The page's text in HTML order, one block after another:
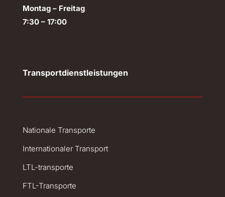
Montag – Freitag
7:30 – 17:00
Transportdienstleistungen
Nationale Transporte
Internationaler Transport
LTL-transporte
FTL-Transporte